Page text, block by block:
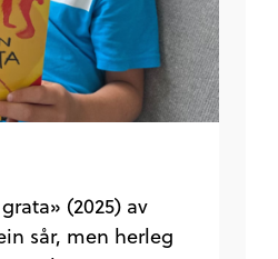
(2025) av
sår, men herleg